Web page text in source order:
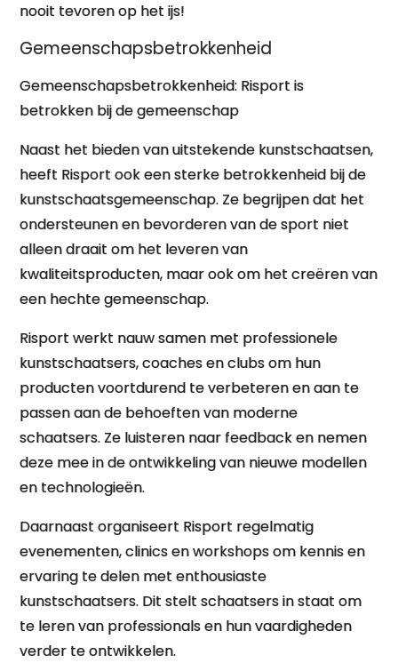
nooit tevoren op het ijs!
Gemeenschapsbetrokkenheid
Gemeenschapsbetrokkenheid: Risport is
betrokken bij de gemeenschap
Naast het bieden van uitstekende kunstschaatsen,
heeft Risport ook een sterke betrokkenheid bij de
kunstschaatsgemeenschap. Ze begrijpen dat het
ondersteunen en bevorderen van de sport niet
alleen draait om het leveren van
kwaliteitsproducten, maar ook om het creëren van
een hechte gemeenschap.
Risport werkt nauw samen met professionele
kunstschaatsers, coaches en clubs om hun
producten voortdurend te verbeteren en aan te
passen aan de behoeften van moderne
schaatsers. Ze luisteren naar feedback en nemen
deze mee in de ontwikkeling van nieuwe modellen
en technologieën.
Daarnaast organiseert Risport regelmatig
evenementen, clinics en workshops om kennis en
ervaring te delen met enthousiaste
kunstschaatsers. Dit stelt schaatsers in staat om
te leren van professionals en hun vaardigheden
verder te ontwikkelen.